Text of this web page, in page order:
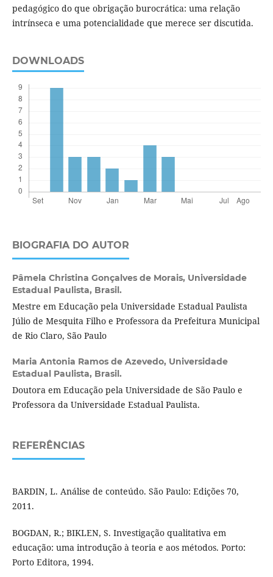
pedagógico do que obrigação burocrática: uma relação
intrínseca e uma potencialidade que merece ser discutida.
DOWNLOADS
BIOGRAFIA DO AUTOR
Pâmela Christina Gonçalves de Morais, Universidade
Estadual Paulista, Brasil.
Mestre em Educação pela Universidade Estadual Paulista
Júlio de Mesquita Filho e Professora da Prefeitura Municipal
de Rio Claro, São Paulo
Maria Antonia Ramos de Azevedo, Universidade
Estadual Paulista, Brasil.
Doutora em Educação pela Universidade de São Paulo e
Professora da Universidade Estadual Paulista.
REFERÊNCIAS
BARDIN, L. Análise de conteúdo. São Paulo: Edições 70,
2011.
BOGDAN, R.; BIKLEN, S. Investigação qualitativa em
educação: uma introdução à teoria e aos métodos. Porto:
Porto Editora, 1994.